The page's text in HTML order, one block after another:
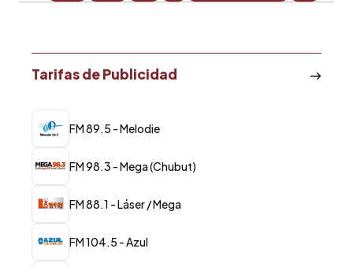
Tarifas de Publicidad
FM 89.5 - Melodie
FM 98.3 - Mega (Chubut)
FM 88.1 - Láser / Mega
FM 104.5 - Azul